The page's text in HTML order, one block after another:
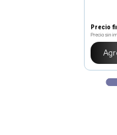
Precio
Precio sin